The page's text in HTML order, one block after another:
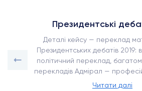
Президентські
Деталі кейсу — переклад
Президентських дебатів 2019:
політичний переклад,
перекладів Адмірал —
Читати далі